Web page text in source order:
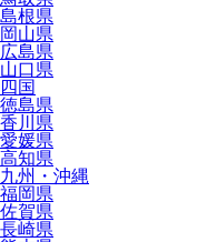
島根県
岡山県
広島県
山口県
四国
徳島県
香川県
愛媛県
高知県
九州・沖縄
福岡県
佐賀県
長崎県